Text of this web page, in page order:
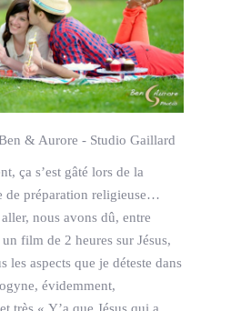
& Aurore - Studio Gaillard
ça s’est gâté lors de la
de préparation religieuse…
nous avons dû, entre
film de 2 heures sur Jésus,
les aspects que je déteste dans
évidemment,